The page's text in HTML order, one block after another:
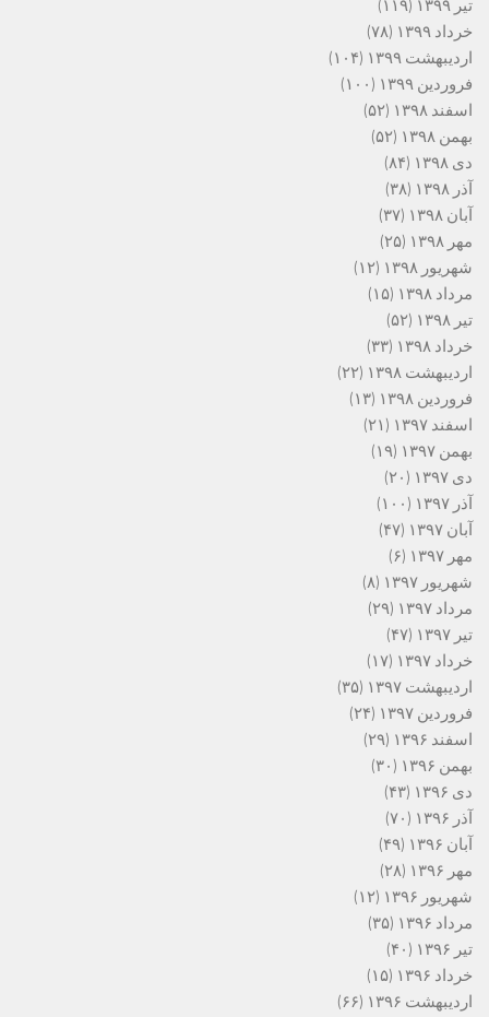
تیر ۱۳۹۹
(۱۱۹)
خرداد ۱۳۹۹
(۷۸)
اردیبهشت ۱۳۹۹
(۱۰۴)
فروردین ۱۳۹۹
(۱۰۰)
اسفند ۱۳۹۸
(۵۲)
بهمن ۱۳۹۸
(۵۲)
دی ۱۳۹۸
(۸۴)
آذر ۱۳۹۸
(۳۸)
آبان ۱۳۹۸
(۳۷)
مهر ۱۳۹۸
(۲۵)
شهریور ۱۳۹۸
(۱۲)
مرداد ۱۳۹۸
(۱۵)
تیر ۱۳۹۸
(۵۲)
خرداد ۱۳۹۸
(۳۳)
اردیبهشت ۱۳۹۸
(۲۲)
فروردین ۱۳۹۸
(۱۳)
اسفند ۱۳۹۷
(۲۱)
بهمن ۱۳۹۷
(۱۹)
دی ۱۳۹۷
(۲۰)
آذر ۱۳۹۷
(۱۰۰)
آبان ۱۳۹۷
(۴۷)
مهر ۱۳۹۷
(۶)
شهریور ۱۳۹۷
(۸)
مرداد ۱۳۹۷
(۲۹)
تیر ۱۳۹۷
(۴۷)
خرداد ۱۳۹۷
(۱۷)
اردیبهشت ۱۳۹۷
(۳۵)
فروردین ۱۳۹۷
(۲۴)
اسفند ۱۳۹۶
(۲۹)
بهمن ۱۳۹۶
(۳۰)
دی ۱۳۹۶
(۴۳)
آذر ۱۳۹۶
(۷۰)
آبان ۱۳۹۶
(۴۹)
مهر ۱۳۹۶
(۲۸)
شهریور ۱۳۹۶
(۱۲)
مرداد ۱۳۹۶
(۳۵)
تیر ۱۳۹۶
(۴۰)
خرداد ۱۳۹۶
(۱۵)
اردیبهشت ۱۳۹۶
(۶۶)